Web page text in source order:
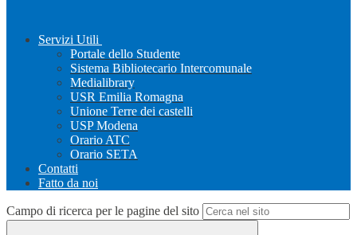
Servizi Utili
Portale dello Studente
Sistema Bibliotecario Intercomunale
Medialibrary
USR Emilia Romagna
Unione Terre dei castelli
USP Modena
Orario ATC
Orario SETA
Contatti
Fatto da noi
Campo di ricerca per le pagine del sito